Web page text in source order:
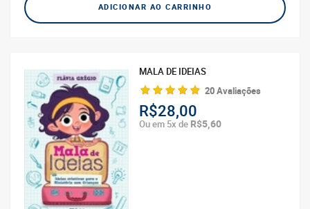
ADICIONAR AO CARRINHO
MALA DE IDEIAS
20 Avaliações
R$28,00
Ou em 5x de R$5,60